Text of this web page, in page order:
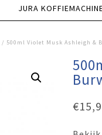
JURA
/ 500ml Violet Musk Ashleigh &
€